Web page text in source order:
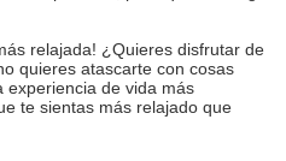
relajada! ¿Quieres disfrutar de
quieres atascarte con cosas
experiencia de vida más
te sientas más relajado que